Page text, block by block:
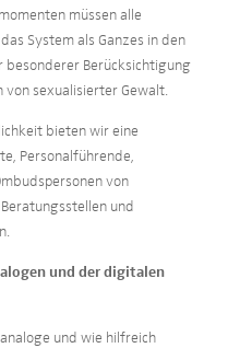
müssen alle
System als Ganzes in den
besonderer Berücksichtigung
sexualisierter Gewalt.
bieten wir eine
Personalführende,
von
und
und der digitalen
und wie hilfreich